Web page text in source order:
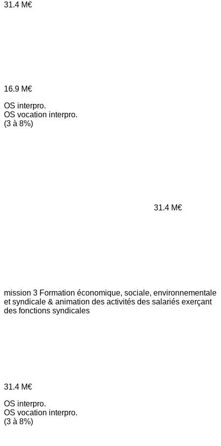
31.4 M€
16.9 M€
OS interpro.
OS vocation interpro.
(3 à 8%)
31.4 M€
mission 3 Formation économique, sociale, environnementale
et syndicale & animation des activités des salariés exerçant
des fonctions syndicales
31.4 M€
OS interpro.
OS vocation interpro.
(3 à 8%)